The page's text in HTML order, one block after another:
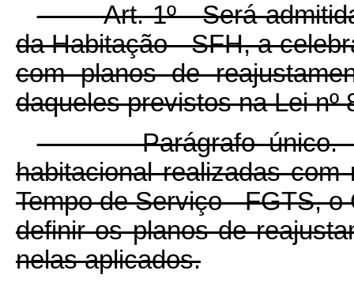
Art. 1º Será admitida,
da Habitação - SFH, a
com planos de
daqueles previstos na Lei nº
Parágrafo único.
habitacional realizadas
Tempo de Serviço - FGTS,
definir os planos de
nelas aplicados.